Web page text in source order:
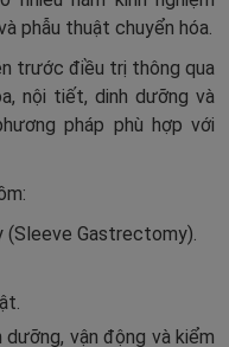
phẫu thuật chuyển hóa.
trước điều trị thông qua
nội tiết, dinh dưỡng và
pháp phù hợp với
(Sleeve Gastrectomy).
vận động và kiểm